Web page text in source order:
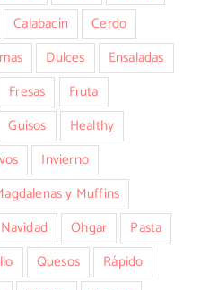
Calabacín
Cerdo
Dulces
Ensaladas
Fresas
Fruta
Guisos
Healthy
Invierno
y Muffins
Navidad Ohgar
Pasta
Quesos
Rápido